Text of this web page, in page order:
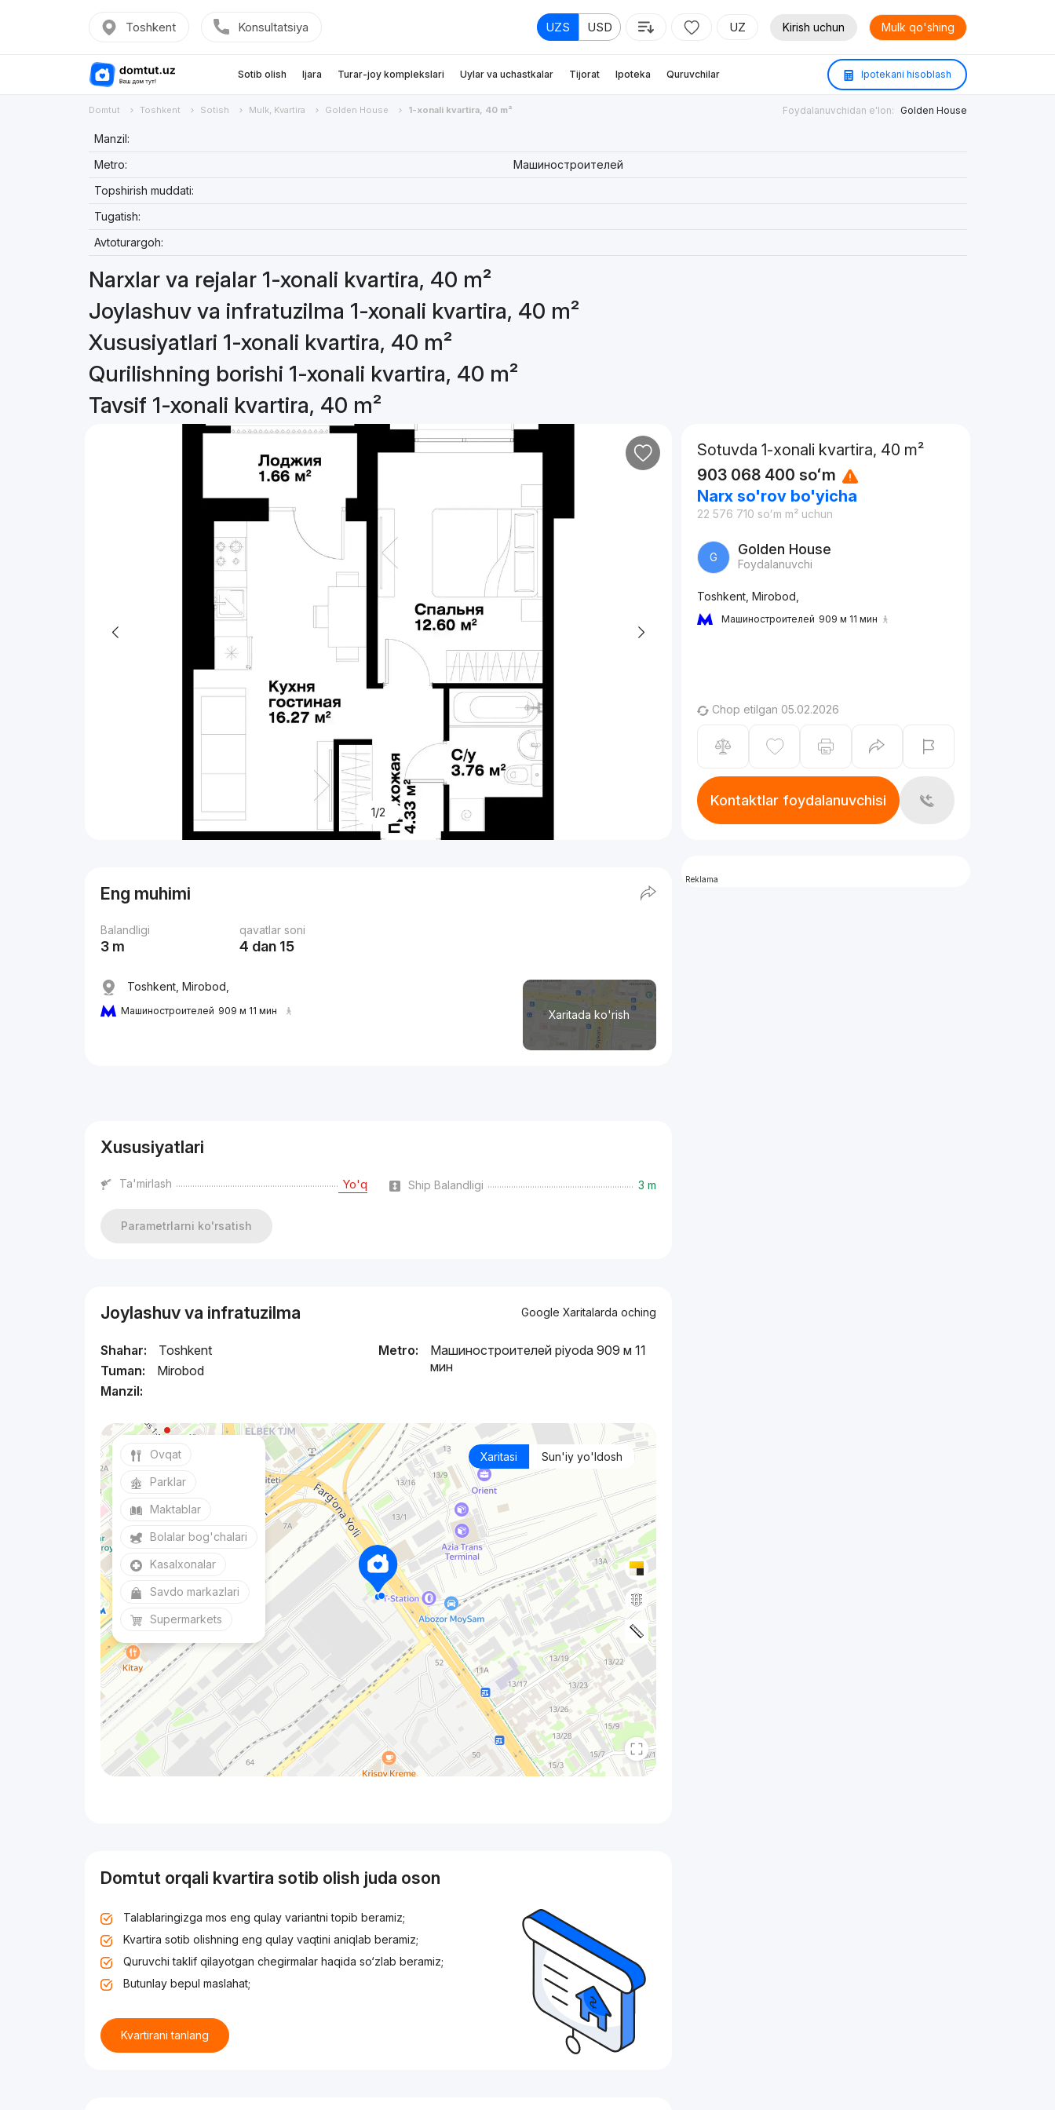
Toshkent Konsultatsiya UZS USD UZ Kirish uchun Mulk qo'shing
Sotib olish Ijara Turar-joy komplekslari Uylar va uchastkalar Tijorat Ipoteka Quruvchilar Ipotekani hisoblash
Domtut Toshkent Sotish Mulk, Kvartira Golden House 1-xonali kvartira, 40 m² Foydalanuvchidan e'lon: Golden House
Manzil:
Metro:
Машиностроителей
Topshirish muddati:
Tugatish:
Avtoturargoh:
Narxlar va rejalar 1-xonali kvartira, 40 m²
Joylashuv va infratuzilma 1-xonali kvartira, 40 m²
Xususiyatlari 1-xonali kvartira, 40 m²
Qurilishning borishi 1-xonali kvartira, 40 m²
Tavsif 1-xonali kvartira, 40 m²
1/2
Eng muhimi
Balandligi
3 m
qavatlar soni
4 dan 15
Xaritada ko'rish
Toshkent, Mirobod,
Машиностроителей 909 м 11 мин
Xususiyatlari
Ta'mirlash Yo'q Ship Balandligi 3 m
Parametrlarni ko'rsatish
Joylashuv va infratuzilma Google Xaritalarda oching
Shahar:
Toshkent
Tuman:
Mirobod
Manzil:
Metro:
Машиностроителей piyoda 909 м 11
мин
Xaritasi Sun'iy yo'ldosh
Ovqat
Parklar
Maktablar
Bolalar bog'chalari
Kasalxonalar
Savdo markazlari
Supermarkets
Domtut orqali kvartira sotib olish juda oson
Talablaringizga mos eng qulay variantni topib beramiz;
Kvartira sotib olishning eng qulay vaqtini aniqlab beramiz;
Quruvchi taklif qilayotgan chegirmalar haqida so‘zlab beramiz;
Butunlay bepul maslahat;
Kvartirani tanlang
Sotuvda 1-xonali kvartira, 40 m²
903 068 400 soʻm
Narx so'rov bo'yicha
22 576 710 soʻm m² uchun
G Golden House
Foydalanuvchi
Toshkent, Mirobod,
Машиностроителей 909 м 11 мин
Chop etilgan 05.02.2026
Kontaktlar foydalanuvchisi
Reklama